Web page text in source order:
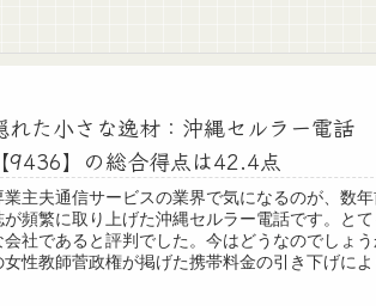
れた小さな逸材：沖縄セルラー電話
【9436】の総合得点は42.4点
業主夫通信サービスの業界で気になるのが、数
が頻繁に取り上げた沖縄セルラー電話です。と
会社であると評判でした。今はどうなのでしょ
女性教師菅政権が掲げた携帯料金の引き下げによ